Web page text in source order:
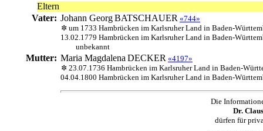
Eltern
Vater: Johann GeorgBATSCHAUER «744»
um 1733 Hambrücken im Karlsruher Land in Baden-
13.02.1779 Hambrücken im Karlsruher Land in Baden-
unbekannt
Mutter: Maria Magdalena DECKER «4197»
23.07.1736 Hambrücken im Karlsruher Land in Baden-
04.04.1800 Hambrücken im Karlsruher Land in Baden-
Die
Dr.
dürfen für